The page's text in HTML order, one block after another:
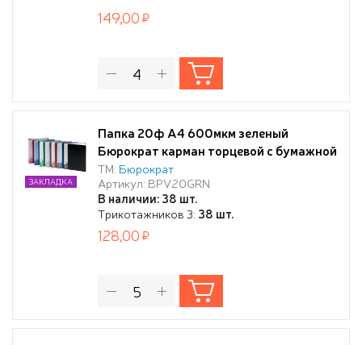
149,00
Папка 20ф A4 600мкм зеленый
Бюрократ карман торцевой с бумажной
вставкой
ТМ: Бюрократ
Артикул: BPV20GRN
В наличии: 38 шт.
Трикотажников 3: 38 шт.
ЗАКЛАДКА
128,00